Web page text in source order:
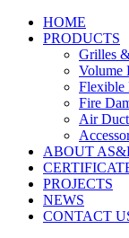
HOME
PRODUCTS
Grilles
Volume
Flexible
Fire
Air
ABOUT
PROJECTS
NEWS
CONTACT